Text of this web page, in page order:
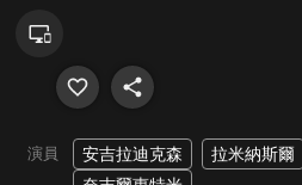
演員 安吉拉迪克森 拉米納斯爾